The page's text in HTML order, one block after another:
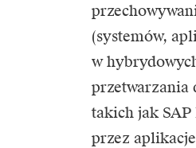
(systemów,
w
przetwarzania
takich jak
przez